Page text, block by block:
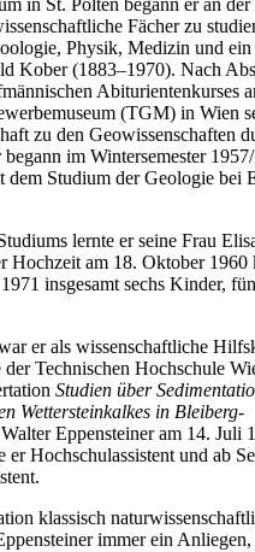
Fächer zu
Physik, Medizin und ein
Kober (1883–1970). Nach
Abiturientenkurses
(TGM) in Wien
zu den Geowissenschaften
im Wintersemester
dem Studium der Geologie bei
lernte er seine Frau
Hochzeit am 18. Oktober 1960
insgesamt sechs Kinder,
er als wissenschaftliche
Technischen Hochschule
Studien über
Wettersteinkalkes in Bleiberg-
Eppensteiner am 14. Juli
Hochschulassistent und ab
klassisch
immer ein Anliegen,